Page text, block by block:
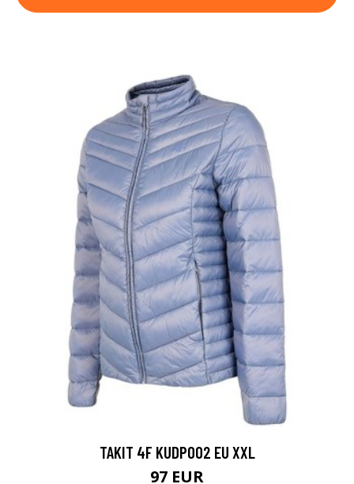
TAKIT 4F KUDP002 EU XXL
97 EUR